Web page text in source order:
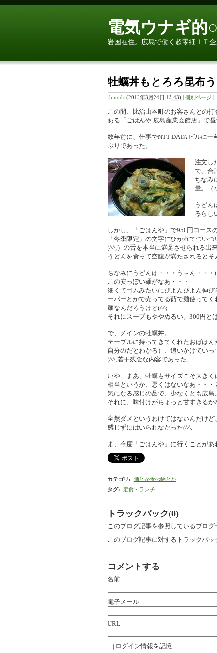
電気ウナギ的
岩国在住。広島で働く超零細ＩＴ
牡蠣丼もとろろ昆布
shinoda (2012年3月24日 13:43) | 個別ページ |
この間、比治山本町のお客さんとの
ある「ごはんや 広島産業会館店」で
数年前に、仕事でNTT DATA ビルに
ぶりであった。
注文し
で、合
ちなみ
量。（
うどん
るらし
しかし、「ごはんや」で950円コース
「冬季限定」の文字にひかれてつい
(^^;）の舌を本当に満足させられる出
うどんを食って空腹が満たされると
ちなみにうどんは・・・う～ん・・・
この安っぽい麺がなあ・・・
細くてゴムみたいにびよんびよん伸
ーパーとかで売ってる茹で麺使って
麺なんだろうけど(^^;
それにスープもややぬるい。300円と
で、メインの牡蠣丼。
テーブルに持ってきてくれたおばは
自分のだとわかる）、追いかけてい
(^^;若干残念な内容であった。
いや、まあ、牡蠣もサイズこそ大き
相当というか、悪くはないなあ・・
気になる感じの品で、少なくとも広
それに、味付けがちょっと甘すぎるか
全然ダメというわけではないんだけ
感じずにはいられなかった(^^;
ま、今度「ごはんや」に行くことが
カテゴリ : 酒とか食べ物とか
タグ: 定食・ランチ
トラックバック(0)
このブログ記事を参照しているブロ
このブログ記事に対するトラックバ
コメントする
名前
電子メール
URL
ログイン情報を記憶